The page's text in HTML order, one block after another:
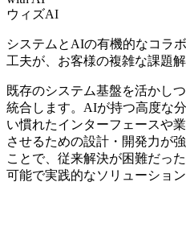
ウィズAI
システムとAIの有機的なコラ
工夫が、お客様の複雑な課題
既存のシステム基盤を活かし
統合します。AIが持つ高度な
い慣れたインターフェースや
させるための設計・開発力が
ことで、従来解決が困難だっ
可能で実践的なソリューション